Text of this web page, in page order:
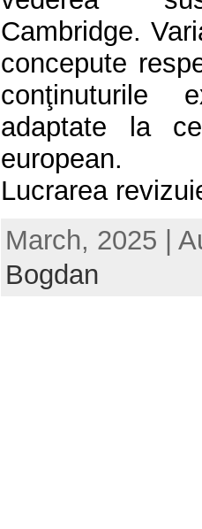
Cambridge.
concepute
conţinuturile
adaptate la
european.
Lucrarea
March, 2025 |
Bogdan